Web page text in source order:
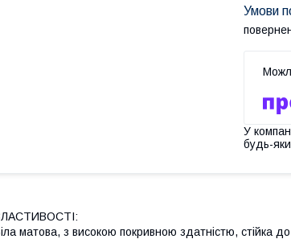
У
будь-
матова, з високою покривною здатністю, стійка